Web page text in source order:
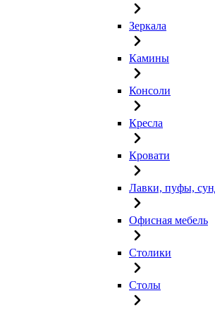
Зеркала
Камины
Консоли
Кресла
Кровати
Лавки, пуфы,
Офисная мебель
Столики
Столы